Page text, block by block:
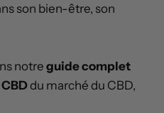
son bien-être, son
notre guide complet
du marché du CBD,